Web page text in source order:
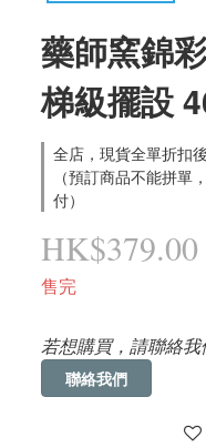
藥師窯錦
梯級擺設
全店，現貨全單折扣
（預訂商品不能拼單
付）
HK$379.00
售完
若想購買，請聯絡我
聯絡我們